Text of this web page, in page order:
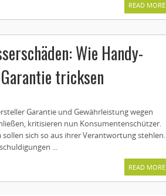
READ MORE
Wie Handy-
tricksen
Garantie und Gewährleistung wegen
kritisieren nun Konsumentenschützer.
sich so aus ihrer Verantwortung stehlen.
...
READ MORE